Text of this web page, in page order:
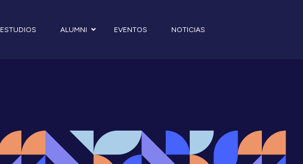
ESTUDIOS ALUMNI EVENTOS NOTICIAS